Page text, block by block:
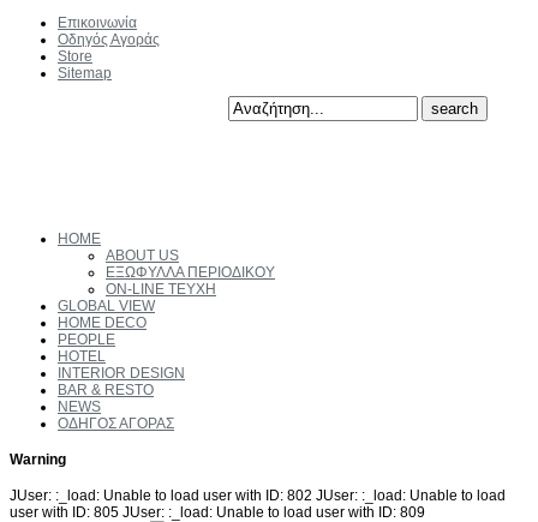
Επικοινωνία
Οδηγός Αγοράς
Store
Sitemap
HOME
ABOUT US
ΕΞΩΦΥΛΛΑ ΠΕΡΙΟΔΙΚΟΥ
ON-LINE ΤΕΥΧΗ
GLOBAL VIEW
HOME DECO
PEOPLE
HOTEL
INTERIOR DESIGN
BAR & RESTO
NEWS
ΟΔΗΓΟΣ ΑΓΟΡΑΣ
Warning
JUser: :_load: Unable to load user with ID: 802 JUser: :_load: Unable to load
user with ID: 805 JUser: :_load: Unable to load user with ID: 809